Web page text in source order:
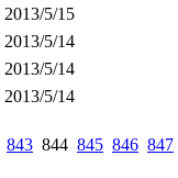
2013/5/15
2013/5/14
2013/5/14
2013/5/14
843 844 845 846 847